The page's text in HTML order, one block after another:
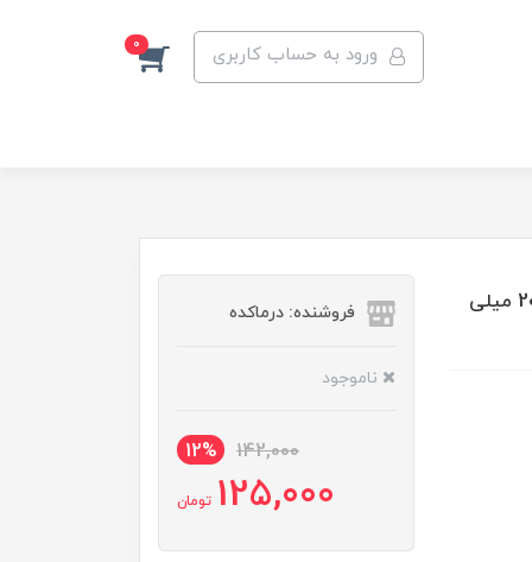
ورود به حساب کاربری 0
تونر پاک کننده پوست لک دار وایت ویت ویتالیر حجم 200 میلی فروشنده: درماکده
ناموجود
142,000
12%
125,000 تومان